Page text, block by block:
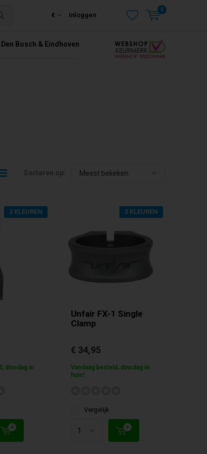
€ Inloggen
0
Bosch & Eindhoven
Sorteren op:
2 KLEUREN
dinsdag in
Unfair FX-1 Single
Clamp
2 KLEUREN
€ 34,95
Vandaag besteld, dinsdag in
huis!
Vergelijk